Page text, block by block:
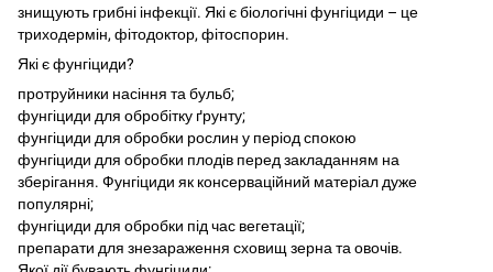
знищують грибні інфекції. Які є біологічні фунгіциди – це
триходермін, фітодоктор, фітоспорин.
Які є фунгіциди?
протруйники насіння та бульб;
фунгіциди для обробітку ґрунту;
фунгіциди для обробки рослин у період спокою
фунгіциди для обробки плодів перед закладанням на
зберігання. Фунгіциди як консерваційний матеріал дуже
популярні;
фунгіциди для обробки під час вегетації;
препарати для знезараження сховищ зерна та овочів.